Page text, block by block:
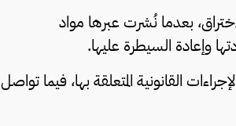
بعدما نُشرت عبرها مواد
وإعادة السيطرة عليها.
القانونية المتعلقة بها، فيما تواصل